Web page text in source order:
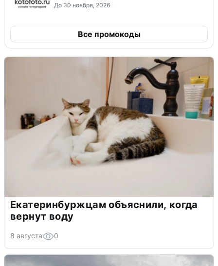
До 30 ноября, 2026
Все промокоды
Екатеринбуржцам объяснили, когда
вернут воду
8 августа 0